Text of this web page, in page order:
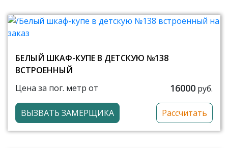
БЕЛЫЙ ШКАФ-КУПЕ В ДЕТСКУЮ №138
ВСТРОЕННЫЙ
Цена за пог. метр от
16000 руб.
ВЫЗВАТЬ ЗАМЕРЩИКА Рассчитать